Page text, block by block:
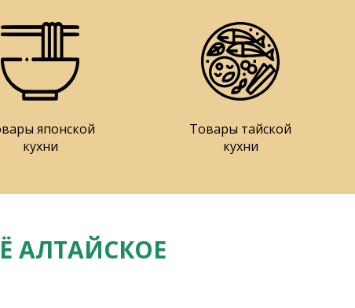
японской
кухни
Товары тайской
кухни
АЛТАЙСКОЕ